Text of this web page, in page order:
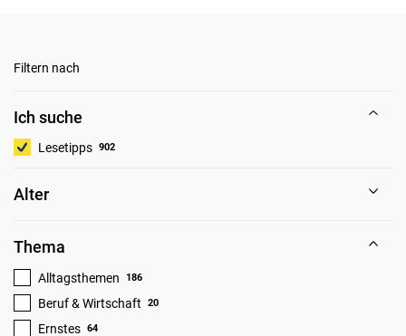
Filtern nach
Ich suche
Lesetipps 902
Alter
Thema
Alltagsthemen 186
Beruf & Wirtschaft 20
Ernstes 64